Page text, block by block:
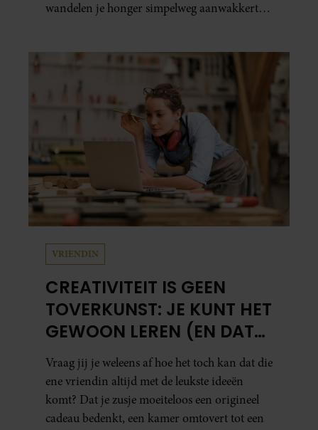
wandelen je honger simpelweg aanwakkert,
VRIENDIN
CREATIVITEIT IS GEEN
TOVERKUNST: JE KUNT HET
GEWOON LEREN (EN DAT
DOE JE ZO)
Vraag jij je weleens af hoe het toch kan dat die
ene vriendin altijd met de leukste ideeën
komt? Dat je zusje moeiteloos een origineel
cadeau bedenkt, een kamer omtovert tot een